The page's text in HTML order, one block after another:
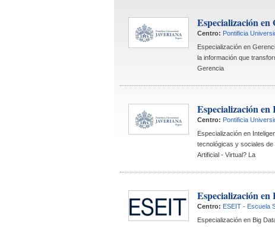
Especialización en
Centro: Pontificia
Especialización en
la información que
Gerencia
Especialización
Centro: Pontificia
Especialización en
tecnológicas y sociales
Artificial - Virtual? La
Especialización
Centro: ESEIT - Escuela
Especialización en Big